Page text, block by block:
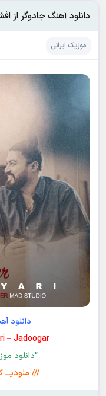
دانلود آهنگ جادوگر از
موزیک ایرانی
دانلود
– Jadoogar
“دانلود
///